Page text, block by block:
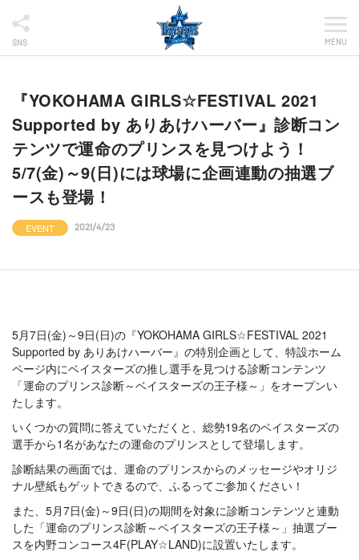
SNS MENU
『YOKOHAMA GIRLS☆FESTIVAL 2021
Supported by ありあけハーバー』診断コン
テンツで運命のプリンスを見つけよう！
5/7(金)～9(日)には球場に企画連動の抽選ブ
ースも登場！
EVENT 2021/4/23
5月7日(金)～9日(日)の『YOKOHAMA GIRLS☆FESTIVAL 2021
Supported by ありあけハーバー』の特別企画として、特設ホーム
ページ内にベイスターズの推し選手を見つける診断コンテンツ
「運命のプリンス診断～ベイスターズの王子様～」をオープンい
たします。
いくつかの質問に答えていただくと、総勢19名のベイスターズの
選手から1名があなたの運命のプリンスとして登場します。
診断結果の画面では、運命のプリンスからのメッセージやオリジ
ナル壁紙もゲットできるので、ふるってご参加ください！
また、5月7日(金)～9日(日)の期間を対象に診断コンテンツと連動
した「運命のプリンス診断～ベイスターズの王子様～」抽選ブー
スを内野コンコース4F(PLAY☆LAND)に設置いたします。